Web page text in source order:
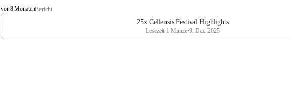
C
e
l
vor 8 MonatenBericht
25x Cellensis Festival Highlights
Lesezeit 1 Minute•9. Dez. 2025